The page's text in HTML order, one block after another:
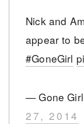
Nick and
appear to
#GoneGirl
— Gone
27, 2014